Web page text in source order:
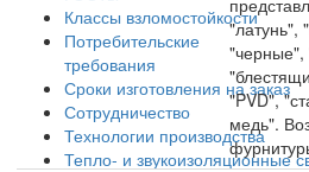
Классы взломостойкости
Потребительские
требования
Сроки изготовления на заказ
Сотрудничество
Технологии производства
Тепло- и звукоизоляционные
"латунь",
"черные",
"PVD",
медь".